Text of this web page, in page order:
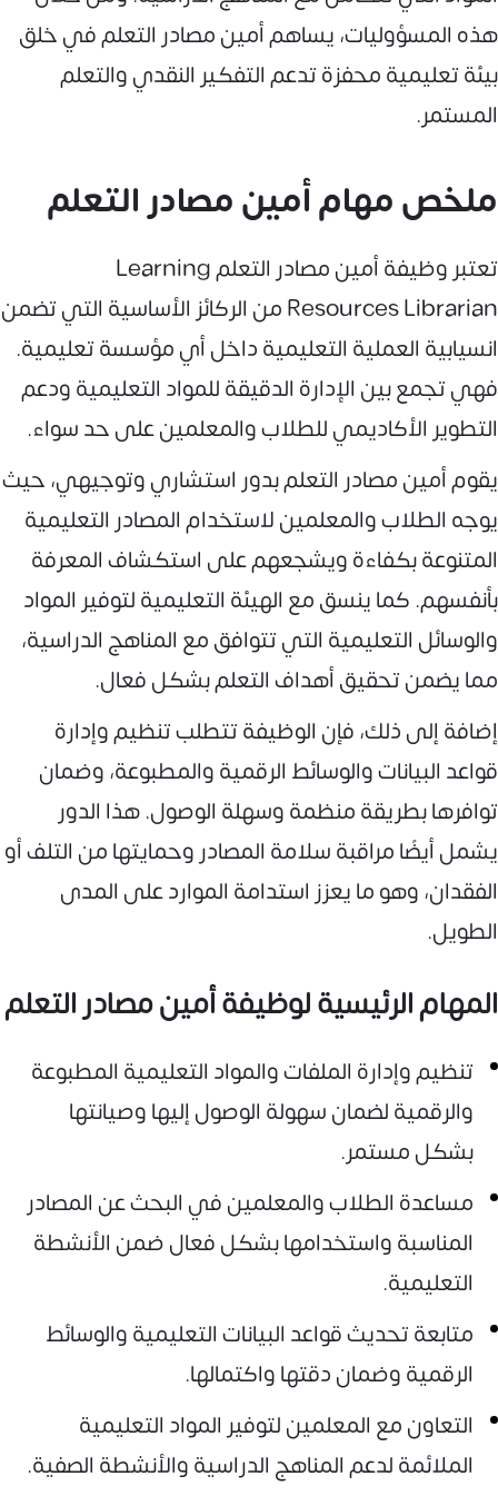
هذه المسؤوليات، يساهم أمين مصادر التعلم في خلق
بيئة تعليمية محفزة تدعم التفكير النقدي والتعلم
المستمر.
ملخص مهام أمين مصادر التعلم
تعتبر وظيفة أمين مصادر التعلم Learning
Resources Librarian من الركائز الأساسية التي تضمن
انسيابية العملية التعليمية داخل أي مؤسسة تعليمية.
فهي تجمع بين الإدارة الدقيقة للمواد التعليمية ودعم
التطوير الأكاديمي للطلاب والمعلمين على حد سواء.
يقوم أمين مصادر التعلم بدور استشاري وتوجيهي، حيث
يوجه الطلاب والمعلمين لاستخدام المصادر التعليمية
المتنوعة بكفاءة ويشجعهم على استكشاف المعرفة
بأنفسهم. كما ينسق مع الهيئة التعليمية لتوفير المواد
والوسائل التعليمية التي تتوافق مع المناهج الدراسية،
مما يضمن تحقيق أهداف التعلم بشكل فعال.
إضافة إلى ذلك، فإن الوظيفة تتطلب تنظيم وإدارة
قواعد البيانات والوسائط الرقمية والمطبوعة، وضمان
توافرها بطريقة منظمة وسهلة الوصول. هذا الدور
يشمل أيضًا مراقبة سلامة المصادر وحمايتها من التلف أو
الفقدان، وهو ما يعزز استدامة الموارد على المدى
الطويل.
المهام الرئيسية لوظيفة أمين مصادر التعلم
تنظيم وإدارة الملفات والمواد التعليمية المطبوعة
والرقمية لضمان سهولة الوصول إليها وصيانتها
بشكل مستمر.
مساعدة الطلاب والمعلمين في البحث عن المصادر
المناسبة واستخدامها بشكل فعال ضمن الأنشطة
التعليمية.
متابعة تحديث قواعد البيانات التعليمية والوسائط
الرقمية وضمان دقتها واكتمالها.
التعاون مع المعلمين لتوفير المواد التعليمية
الملائمة لدعم المناهج الدراسية والأنشطة الصفية.